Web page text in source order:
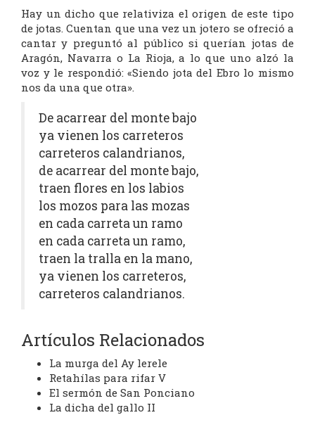
Hay un dicho que relativiza el origen de este tipo
de jotas. Cuentan que una vez un jotero se ofreció a
cantar y preguntó al público si querían jotas de
Aragón, Navarra o La Rioja, a lo que uno alzó la
voz y le respondió: «Siendo jota del Ebro lo mismo
nos da una que otra».
De acarrear del monte bajo
ya vienen los carreteros
carreteros calandrianos,
de acarrear del monte bajo,
traen flores en los labios
los mozos para las mozas
en cada carreta un ramo
en cada carreta un ramo,
traen la tralla en la mano,
ya vienen los carreteros,
carreteros calandrianos.
Artículos Relacionados
La murga del Ay lerele
Retahílas para rifar V
El sermón de San Ponciano
La dicha del gallo II